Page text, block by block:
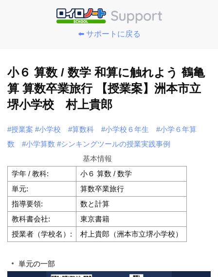
⬅️ サポートに戻る
小６ 算数 / 数学 和算に触れよう 鶴亀
算 算数卒業旅行 【授業案】洲本市立
堺小学校 村上貴郎
#授業案 #小学校 #算数科 #小学校６年生
#小学６年算
数
#小学算数 #シンキングツールの授業実践事例
基本情報
学年 / 教科:
小６ 算数 / 数学
単元:
算数卒業旅行
指導要領:
数と計算
教科書会社:
東京書籍
授業者（学校名）:
村上貴郎（洲本市立堺小学校）
単元の一部